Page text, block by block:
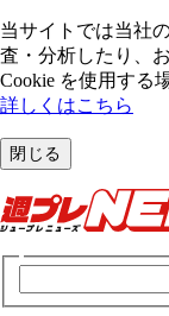
当サイトでは当社
査・分析したり、
Cookie を使⽤する
詳しくはこちら
閉じる